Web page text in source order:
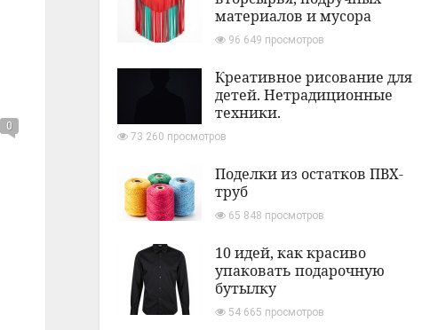
0
материалов и мусора
96 649 просмотров
Креативное рисование для
детей. Нетрадиционные
техники.
73 260 просмотров
Поделки из остатков ПВХ-
труб
65 848 просмотров
10 идей, как красиво
упаковать подарочную
бутылку
54 665 просмотров